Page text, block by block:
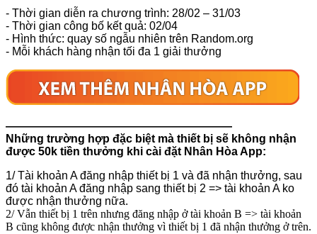
- Thời gian diễn ra chương trình: 28/02 – 31/03
- Thời gian công bố kết quả: 02/04
- Hình thức: quay số ngẫu nhiên trên Random.org
- Mỗi khách hàng nhận tối đa 1 giải thưởng
————————————————————
Những trường hợp đặc biệt mà thiết bị sẽ không nhận
được 50k tiền thưởng khi cài đặt Nhân Hòa App:
1/ Tài khoản A đăng nhập thiết bị 1 và đã nhận thưởng, sau
đó tài khoản A đăng nhập sang thiết bị 2 => tài khoản A ko
được nhận thưởng nữa.
2/ Vẫn thiết bị 1 trên nhưng đăng nhập ở tài khoản B => tài khoản
B cũng không được nhận thưởng vì thiết bị 1 đã nhận thưởng ở trên.